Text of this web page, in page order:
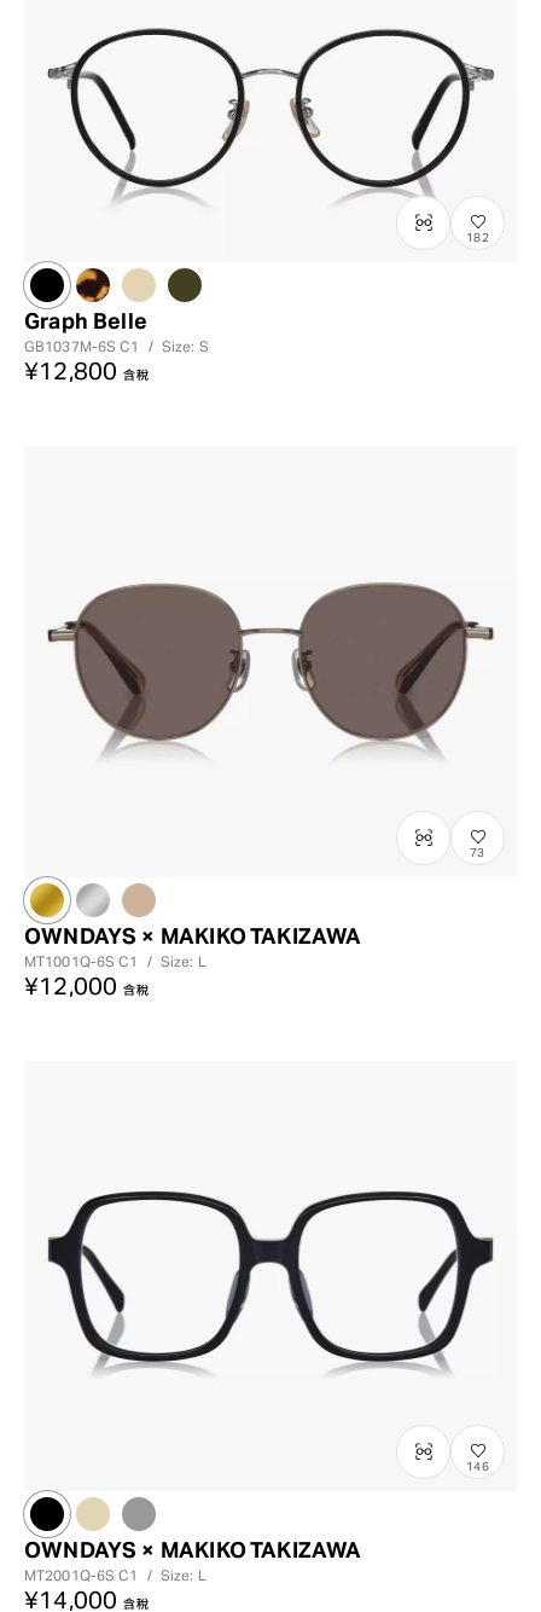
182
Graph Belle
GB1037M-6SC1 / Size: S
¥12,800 含稅
73
OWNDAYS × MAKIKO TAKIZAWA
MT1001Q-6SC1 / Size: L
¥12,000 含稅
146
OWNDAYS × MAKIKO TAKIZAWA
MT2001Q-6SC1 / Size: L
¥14,000 含稅